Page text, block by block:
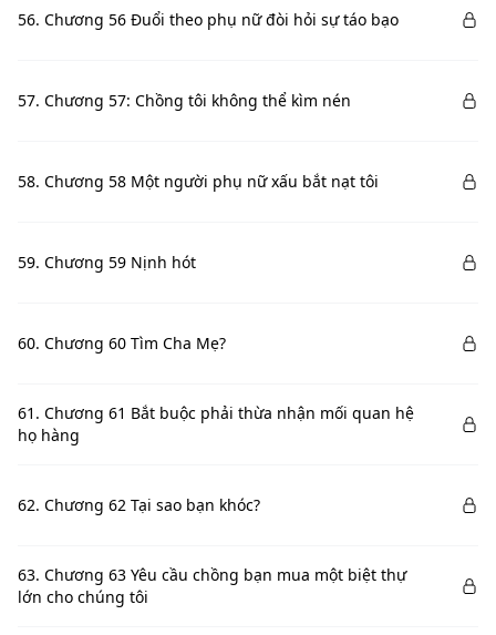
56. Chương 56 Đuổi theo phụ nữ đòi hỏi sự táo bạo
57. Chương 57: Chồng tôi không thể kìm nén
58. Chương 58 Một người phụ nữ xấu bắt nạt tôi
59. Chương 59 Nịnh hót
60. Chương 60 Tìm Cha Mẹ?
61. Chương 61 Bắt buộc phải thừa nhận mối quan hệ
họ hàng
62. Chương 62 Tại sao bạn khóc?
63. Chương 63 Yêu cầu chồng bạn mua một biệt thự
lớn cho chúng tôi